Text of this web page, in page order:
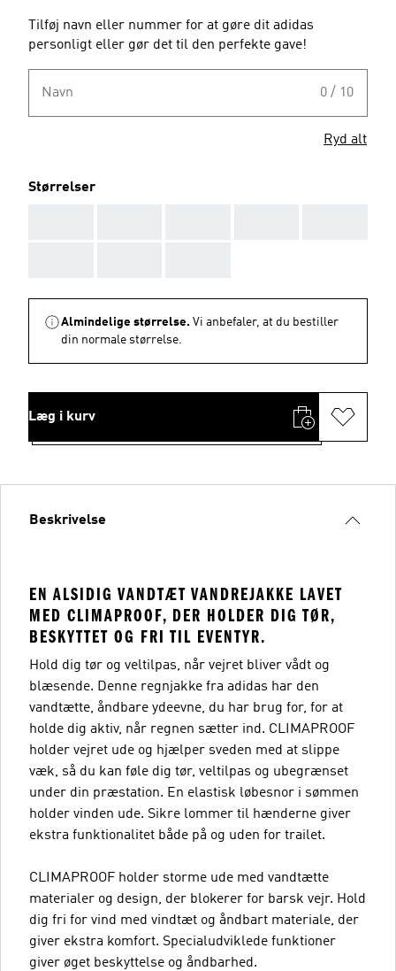
Tilføj navn eller nummer for at gøre dit adidas
personligt eller gør det til den perfekte gave!
Navn 0 / 10
Ryd alt
Størrelser
Almindelige størrelse. Vi anbefaler, at du bestiller
din normale størrelse.
Læg i kurv
Beskrivelse
EN ALSIDIG VANDTÆT VANDREJAKKE LAVET
MED CLIMAPROOF, DER HOLDER DIG TØR,
BESKYTTET OG FRI TIL EVENTYR.
Hold dig tør og veltilpas, når vejret bliver vådt og
blæsende. Denne regnjakke fra adidas har den
vandtætte, åndbare ydeevne, du har brug for, for at
holde dig aktiv, når regnen sætter ind. CLIMAPROOF
holder vejret ude og hjælper sveden med at slippe
væk, så du kan føle dig tør, veltilpas og ubegrænset
under din præstation. En elastisk løbesnor i sømmen
holder vinden ude. Sikre lommer til hænderne giver
ekstra funktionalitet både på og uden for trailet.
CLIMAPROOF holder storme ude med vandtætte
materialer og design, der blokerer for barsk vejr. Hold
dig fri for vind med vindtæt og åndbart materiale, der
giver ekstra komfort. Specialudviklede funktioner
giver øget beskyttelse og åndbarhed.